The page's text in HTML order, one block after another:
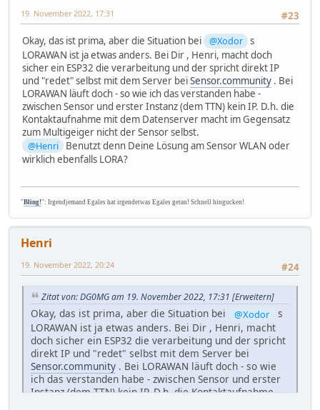
#23
19. November 2022, 17:31
Okay, das ist prima, aber die Situation bei @Xodor s
LORAWAN ist ja etwas anders. Bei Dir , Henri, macht doch
sicher ein ESP32 die verarbeitung und der spricht direkt IP
und "redet" selbst mit dem Server beiSensor.community . Bei
LORAWAN läuft doch - so wie ich das verstanden habe -
zwischen Sensor und erster Instanz (dem TTN) kein IP. D.h. die
Kontaktaufnahme mit dem Datenserver macht im Gegensatz
zum Multigeiger nicht der Sensor selbst.
@Henri
Benutzt denn Deine Lösung am Sensor WLAN oder
wirklich ebenfalls LORA?
"Bling!": Irgendjemand Egales hat irgendetwas Egales getan! Schnell hingucken!
Henri
#24
19. November 2022, 20:24
Zitat von: DG0MG am 19. November 2022, 17:31 [Erweitern]
Okay, das ist prima, aber die Situation bei @Xodor
s
LORAWAN ist ja etwas anders. Bei Dir , Henri, macht
doch sicher ein ESP32 die verarbeitung und der spricht
direkt IP und "redet" selbst mit dem Server bei
Sensor.community . Bei LORAWAN läuft doch - so wie
ich das verstanden habe - zwischen Sensor und erster
Instanz (dem TTN) kein IP. D.h. die Kontaktaufnahme